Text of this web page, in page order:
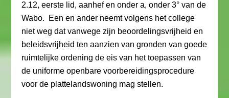
2.12, eerste lid, aanhef en onder a, onder 3° van de
Wabo. Een en ander neemt volgens het college
niet weg dat vanwege zijn beoordelingsvrijheid en
beleidsvrijheid ten aanzien van gronden van goede
ruimtelijke ordening de eis van het toepassen van
de uniforme openbare voorbereidingsprocedure
voor de plattelandswoning mag stellen.